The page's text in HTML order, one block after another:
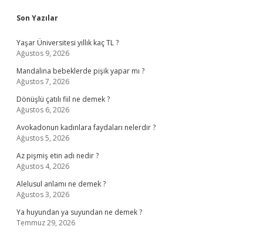
Sidebar
Son Yazılar
Yaşar Üniversitesi yıllık kaç TL ?
Ağustos 9, 2026
Mandalina bebeklerde pişik yapar mı ?
Ağustos 7, 2026
Dönüşlü çatılı fiil ne demek ?
Ağustos 6, 2026
Avokadonun kadınlara faydaları nelerdir ?
Ağustos 5, 2026
Az pişmiş etin adı nedir ?
Ağustos 4, 2026
Alelusul anlamı ne demek ?
Ağustos 3, 2026
Ya huyundan ya suyundan ne demek ?
Temmuz 29, 2026